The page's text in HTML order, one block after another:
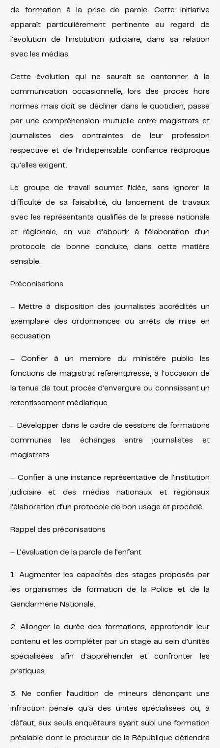
de formation à la prise de parole. Cette initiative
apparaît particulièrement pertinente au regard de
l’évolution de l’institution judiciaire, dans sa relation
avec les médias.
Cette évolution qui ne saurait se cantonner à la
communication occasionnelle, lors des procès hors
normes mais doit se décliner dans le quotidien, passe
par une compréhension mutuelle entre magistrats et
journalistes des contraintes de leur profession
respective et de l’indispensable confiance réciproque
qu’elles exigent.
Le groupe de travail soumet l’idée, sans ignorer la
difficulté de sa faisabilité, du lancement de travaux
avec les représentants qualifiés de la presse nationale
et régionale, en vue d’aboutir à l’élaboration d’un
protocole de bonne conduite, dans cette matière
sensible.
Préconisations
– Mettre à disposition des journalistes accrédités un
exemplaire des ordonnances ou arrêts de mise en
accusation.
– Confier à un membre du ministère public les
fonctions de magistrat référentpresse, à l’occasion de
la tenue de tout procès d’envergure ou connaissant un
retentissement médiatique.
– Développer dans le cadre de sessions de formations
communes les échanges entre journalistes et
magistrats.
– Confier à une instance représentative de l’institution
judiciaire et des médias nationaux et régionaux
l’élaboration d’un protocole de bon usage et procédé.
Rappel des préconisations
– L’évaluation de la parole de l’enfant
1. Augmenter les capacités des stages proposés par
les organismes de formation de la Police et de la
Gendarmerie Nationale.
2. Allonger la durée des formations, approfondir leur
contenu et les compléter par un stage au sein d’unités
spécialisées afin d’appréhender et confronter les
pratiques.
3. Ne confier l’audition de mineurs dénonçant une
infraction pénale qu’à des unités spécialisées ou, à
défaut, aux seuls enquêteurs ayant subi une formation
préalable dont le procureur de la République détiendra